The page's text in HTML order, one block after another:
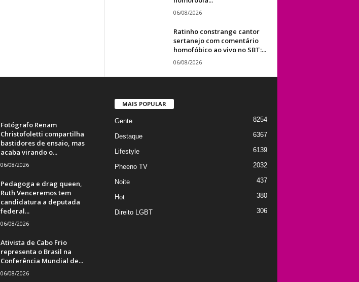
06/08/2026
Ratinho constrange cantor
sertanejo com comentário
homofóbico ao vivo no SBT:...
06/08/2026
Fotógrafo Renam
Christofoletti compartilha
bastidores de ensaio, mas
acaba virando o...
06/08/2026
Pedagoga e drag queen,
Ruth Venceremos tem
candidatura a deputada
federal...
06/08/2026
Ativista de Cabo Frio
representa o Brasil na
Conferência Mundial de...
06/08/2026
MAIS POPULAR
Gente 8254
Destaque 6367
Lifestyle 6139
Pheeno TV 2032
Noite 437
Hot 380
Direito LGBT 306